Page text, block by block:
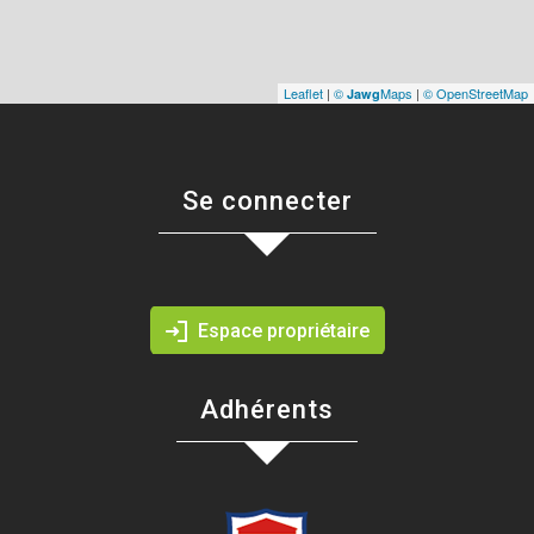
Leaflet | © JawgMaps | © OpenStreetMap
Se connecter
Espace propriétaire
Adhérents